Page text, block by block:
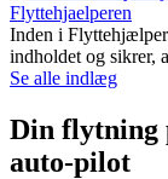
Flyttehjaelperen
Inden i
indholdet og sikrer,
Se alle indlæg
Din flytning
auto-pilot